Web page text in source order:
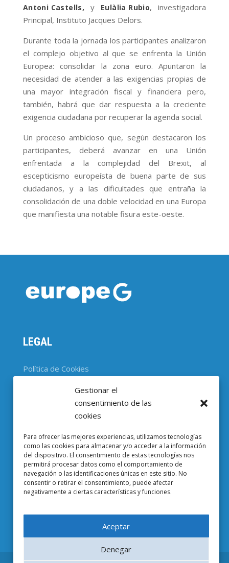
Gestionar el
consentimiento de las
cookies
Para ofrecer las mejores experiencias, utilizamos tecnologías
como las cookies para almacenar y/o acceder a la información
del dispositivo. El consentimiento de estas tecnologías nos
permitirá procesar datos como el comportamiento de
navegación o las identificaciones únicas en este sitio. No
consentir o retirar el consentimiento, puede afectar
negativamente a ciertas características y funciones.
Aceptar
Denegar
Antoni Castells, y Eulàlia Rubio, investigadora
Principal, Instituto Jacques Delors.
Durante toda la jornada los participantes analizaron
el complejo objetivo al que se enfrenta la Unión
Europea: consolidar la zona euro. Apuntaron la
necesidad de atender a las exigencias propias de
una mayor integración fiscal y financiera pero,
también, habrá que dar respuesta a la creciente
exigencia ciudadana por recuperar la agenda social.
Un proceso ambicioso que, según destacaron los
participantes, deberá avanzar en una Unión
enfrentada a la complejidad del Brexit, al
escepticismo europeísta de buena parte de sus
ciudadanos, y a las dificultades que entraña la
consolidación de una doble velocidad en una Europa
que manifiesta una notable fisura este-oeste.
LEGAL
Política de Cookies
CONTACTO
Baldiri i Reixac, 4-8, 08028 Barcelona
93 403 37 23
 Email EuropeG